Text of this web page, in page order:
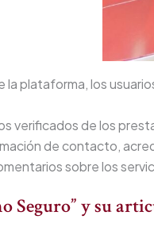
la plataforma, los
verificados de los
de contacto,
sobre los
Seguro” y su